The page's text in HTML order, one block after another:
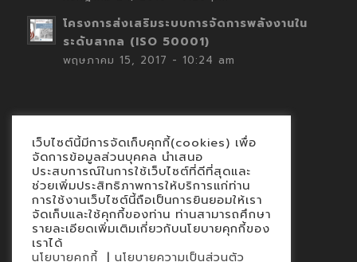
โครงการส่งเสริมระบบการจัดการพลังงานใน
ระดับสากล (ISO 50001)
พฤษภาคม 15, 2017 - 10:24 am
Contact
นโยบายคุกกี้
นโยบายข้อมูลส่วนบุคคล
เว็บไซต์นี้มีการจัดเก็บคุกกี้(cookies) เพื่อ
จัดการข้อมูลส่วนบุคคล นำเสนอ
ประสบการณ์ในการใช้เว็บไซต์ที่ดีที่สุดและ
ช่วยเพิ่มประสิทธิภาพการให้บริการแก่ท่าน
การใช้งานเว็บไซต์นี้ถือเป็นการยินยอมให้เรา
จัดเก็บและใช้คุกกี้ของท่าน ท่านสามารถศึกษา
รายละเอียดเพิ่มเติมเกี่ยวกับนโยบายคุกกี้ของ
เราได้
นโยบายคุกกี้ | นโยบายความเป็นส่วนตัว